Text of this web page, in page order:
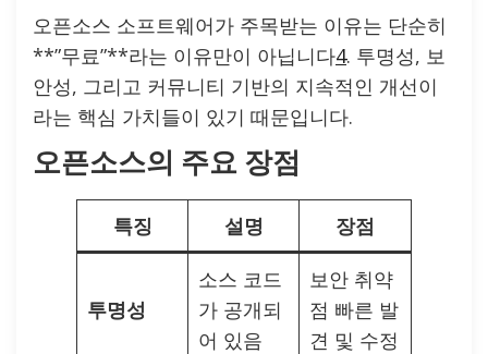
오픈소스 소프트웨어가 주목받는 이유는 단순히
**”무료”**라는 이유만이 아닙니다4. 투명성, 보
안성, 그리고 커뮤니티 기반의 지속적인 개선이
라는 핵심 가치들이 있기 때문입니다.
오픈소스의 주요 장점
특징 설명 장점
투명성
소스 코드
가 공개되
어 있음
보안 취약
점 빠른 발
견 및 수정